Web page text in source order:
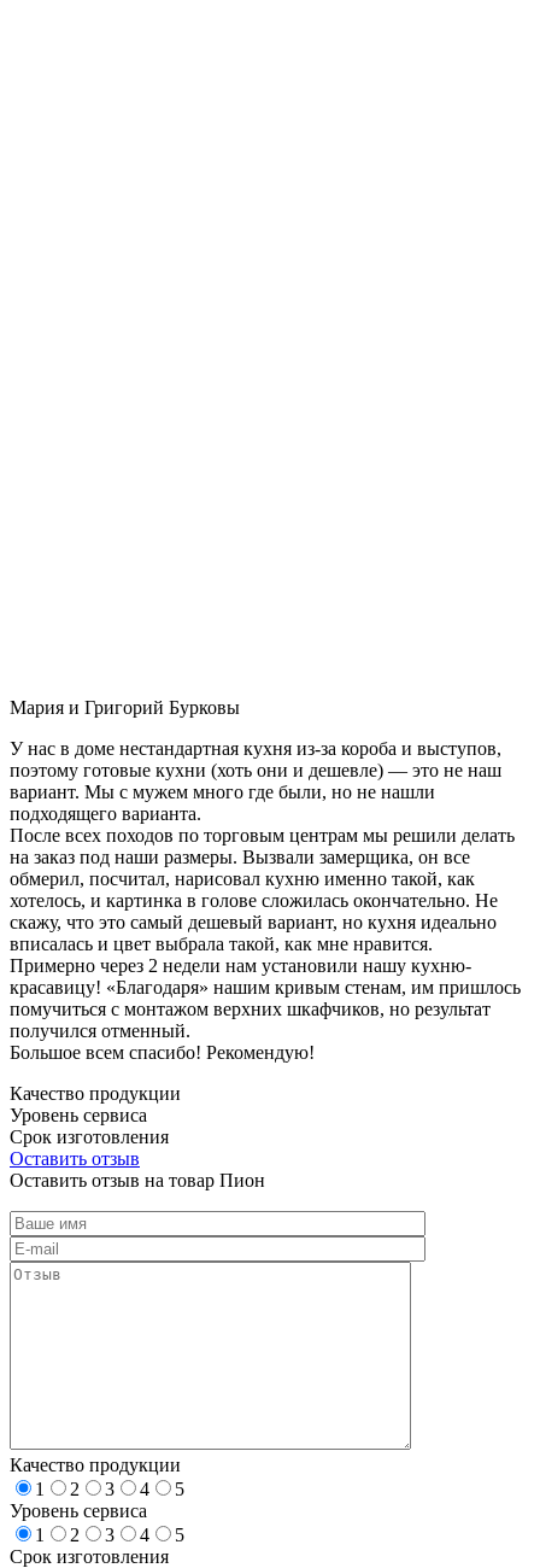
Мария и Григорий Бурковы
У нас в доме нестандартная кухня из-за короба и выступов,
поэтому готовые кухни (хоть они и дешевле) — это не наш
вариант. Мы с мужем много где были, но не нашли
подходящего варианта.
После всех походов по торговым центрам мы решили делать
на заказ под наши размеры. Вызвали замерщика, он все
обмерил, посчитал, нарисовал кухню именно такой, как
хотелось, и картинка в голове сложилась окончательно. Не
скажу, что это самый дешевый вариант, но кухня идеально
вписалась и цвет выбрала такой, как мне нравится.
Примерно через 2 недели нам установили нашу кухню-
красавицу! «Благодаря» нашим кривым стенам, им пришлось
помучиться с монтажом верхних шкафчиков, но результат
получился отменный.
Большое всем спасибо! Рекомендую!
Качество продукции
Уровень сервиса
Срок изготовления
Оставить отзыв
Оставить отзыв на товар Пион
Качество продукции
1
2 3 4
5
Уровень сервиса
1
2 3 4
5
Срок изготовления